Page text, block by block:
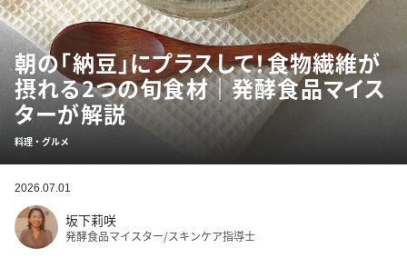
朝の「納豆」にプラスして！食物繊維が
摂れる2つの旬食材｜発酵食品マイス
ターが解説
料理・グルメ
2026.07.01
坂下莉咲
発酵食品マイスター/スキンケア指導士